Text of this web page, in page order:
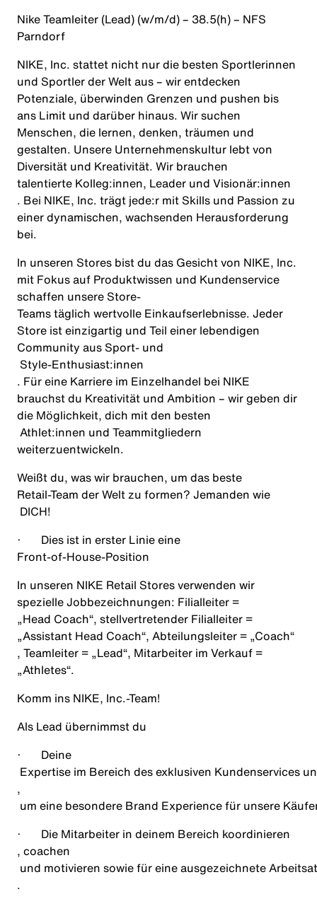
NikeTeamleiter (Lead) (w/m/d) – 38.5(h) – NFS
Parndorf
NIKE, Inc. stattet nicht nur die besten Sportlerinnen
und Sportler der Welt aus – wir entdecken
Potenziale, überwinden Grenzen und pushen bis
ans Limit und darüber hinaus. Wir suchen
Menschen, die lernen, denken, träumen und
gestalten. Unsere Unternehmenskultur lebt von
Diversität und Kreativität. Wir brauchen
talentierte Kolleg:innen, Leader und Visionär:innen
. Bei NIKE, Inc. trägt jede:r mit Skills und Passion zu
einer dynamischen, wachsenden Herausforderung
bei.
In unseren Stores bist du das Gesicht von NIKE, Inc.
mit Fokus auf Produktwissen und Kundenservice
schaffen unsere Store‑
Teams täglich wertvolle Einkaufserlebnisse. Jeder
Store ist einzigartig und Teil einer lebendigen
Community aus Sport‑ und
Style‑Enthusiast:innen
. Für eine Karriere im Einzelhandel bei NIKE
brauchst du Kreativität und Ambition – wir geben dir
die Möglichkeit, dich mit den besten
Athlet:innen und Teammitgliedern
weiterzuentwickeln.
Weißt du, was wir brauchen, um das beste
Retail‑Team der Welt zu formen? Jemanden wie
DICH!
· Dies ist in erster Linie eine
Front‑of‑House‑Position
In unseren NIKE Retail Stores verwenden wir
spezielle Jobbezeichnungen: Filialleiter =
„Head Coach“, stellvertretender Filialleiter =
„Assistant Head Coach“, Abteilungsleiter = „Coach“
, Teamleiter = „Lead“, Mitarbeiter im Verkauf =
„Athletes“.
Komm ins NIKE, Inc.‑Team!
Als Lead übernimmst du
· Deine
Expertise im Bereich des exklusiven Kundenservices
,
um eine besondere Brand Experience für unsere
· Die Mitarbeiter in deinem Bereich koordinieren
, coachen
und motivieren sowie für eine ausgezeichnete
.